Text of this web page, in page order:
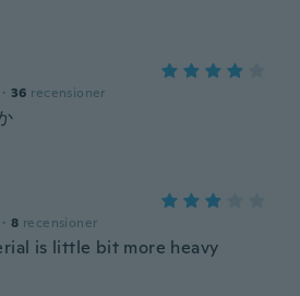
· 36 recensioner
· 8 recensioner
is little bit more heavy